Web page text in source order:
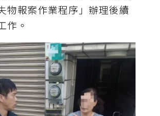
物報案作業程序」辦理後續
作。